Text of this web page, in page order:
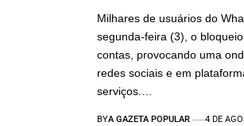
Milhares de usuários do
segunda-feira (3), o
contas, provocando uma
redes sociais e em
serviços.…
BYA GAZETA POPULAR
4 DE